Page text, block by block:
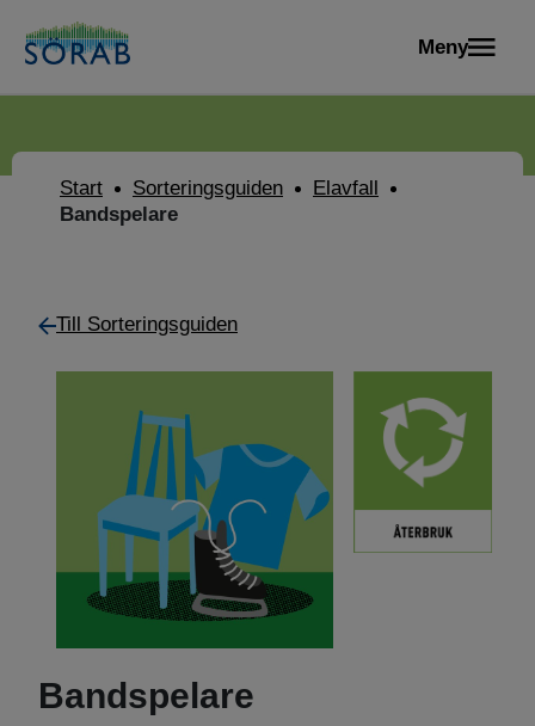
Meny
Start Sorteringsguiden
Elavfall
Bandspelare
Till Sorteringsguiden
Bandspelare